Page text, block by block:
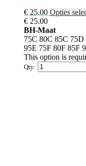
€ 25.00 Opties
€ 25.00
BH-Maat
75C 80C 85C 75D
95E 75F 80F 85F
This option is
Qty: